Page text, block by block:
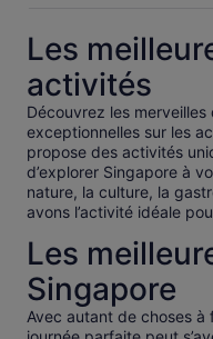
Les
activités
Découvrez les
exceptionnelles sur les
propose des activités
d’explorer Singapore à
nature, la culture, la
avons l’activité idéale
Les
Singapore
Avec autant de choses à